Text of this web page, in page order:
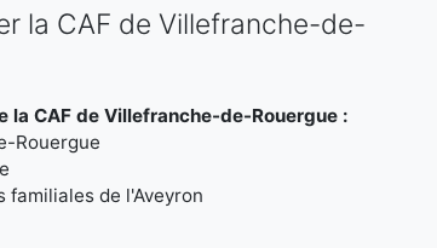
la CAF de Villefranche-de-
la CAF de Villefranche-de-Rouergue :
Rouergue
familiales de l'Aveyron